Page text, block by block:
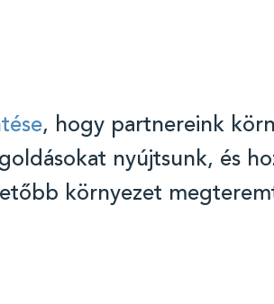
, hogy partnereink
nyújtsunk, és
környezet